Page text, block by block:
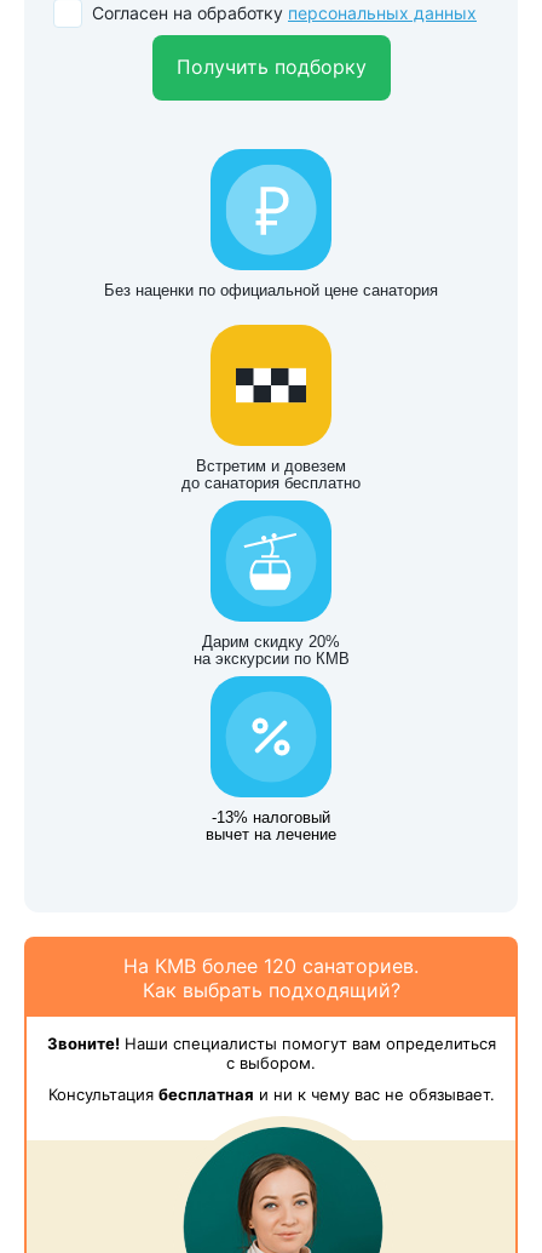
Согласен на обработку персональных данных
Получить подборку
Без наценки по официальной цене санатория
Встретим и довезем
до санатория бесплатно
Дарим скидку 20%
на экскурсии по КМВ
-13% налоговый
вычет на лечение
На КМВ более 120 санаториев.
Как выбрать подходящий?
Звоните!Наши специалисты помогут вам определиться
с выбором.
Консультация бесплатная и ни к чему вас не обязывает.